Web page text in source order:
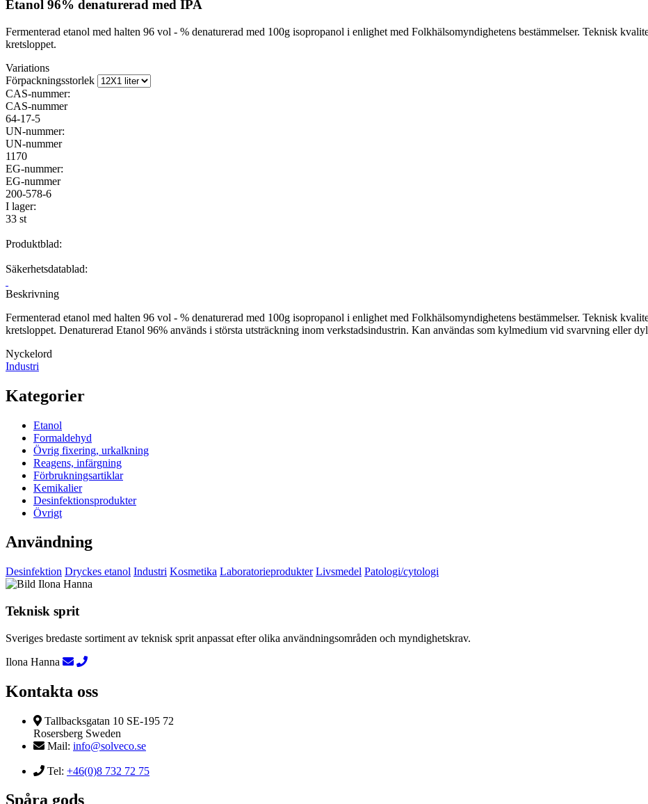
Etanol 96% denaturerad med IPA
Fermenterad etanol med halten 96 vol - % denaturerad med 100g isopropanol i enlighet med Folkhälsomyndighetens bestämmelser. Teknisk
kretsloppet.
Variations
Förpackningsstorlek
CAS-nummer:
CAS-nummer
64-17-5
UN-nummer:
UN-nummer
1170
EG-nummer:
EG-nummer
200-578-6
I lager:
33 st
Produktblad:
Säkerhetsdatablad:
Beskrivning
Fermenterad etanol med halten 96 vol - % denaturerad med 100g isopropanol i enlighet med Folkhälsomyndighetens bestämmelser. Teknisk
kretsloppet. Denaturerad Etanol 96% används i största utsträckning inom verkstadsindustrin. Kan användas som kylmedium vid svarvning eller
Nyckelord
Industri
Kategorier
Etanol
Formaldehyd
Övrig fixering, urkalkning
Reagens, infärgning
Förbrukningsartiklar
Kemikalier
Desinfektionsprodukter
Övrigt
Användning
Desinfektion Dryckes etanol Industri Kosmetika Laboratorieprodukter Livsmedel Patologi/cytologi
Teknisk sprit
Sveriges bredaste sortiment av teknisk sprit anpassat efter olika användningsområden och myndighetskrav.
Ilona Hanna
Kontakta oss
Tallbacksgatan 10 SE-195 72
Rosersberg Sweden
Mail: info@solveco.se
Tel: +46(0)8 732 72 75
Spåra gods